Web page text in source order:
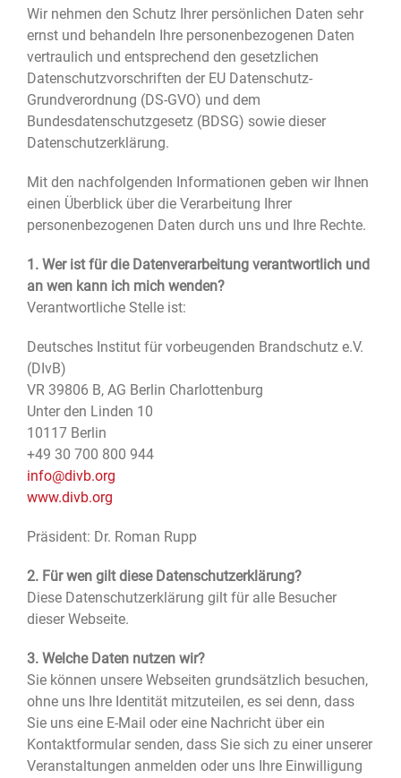
Wir nehmen den Schutz Ihrer persönlichen Daten sehr
ernst und behandeln Ihre personenbezogenen Daten
vertraulich und entsprechend den gesetzlichen
Datenschutzvorschriften der EU Datenschutz-
Grundverordnung (DS-GVO) und dem
Bundesdatenschutzgesetz (BDSG) sowie dieser
Datenschutzerklärung.
Mit den nachfolgenden Informationen geben wir Ihnen
einen Überblick über die Verarbeitung Ihrer
personenbezogenen Daten durch uns und Ihre Rechte.
1. Wer ist für die Datenverarbeitung verantwortlich und
an wen kann ich mich wenden?
Verantwortliche Stelle ist:
Deutsches Institut für vorbeugenden Brandschutz e.V.
(DIvB)
VR 39806 B, AG Berlin Charlottenburg
Unter den Linden 10
10117 Berlin
+49 30 700 800 944
info@divb.org
www.divb.org
Präsident: Dr. Roman Rupp
2. Für wen gilt diese Datenschutzerklärung?
Diese Datenschutzerklärung gilt für alle Besucher
dieser Webseite.
3. Welche Daten nutzen wir?
Sie können unsere Webseiten grundsätzlich besuchen,
ohne uns Ihre Identität mitzuteilen, es sei denn, dass
Sie uns eine E-Mail oder eine Nachricht über ein
Kontaktformular senden, dass Sie sich zu einer unserer
Veranstaltungen anmelden oder uns Ihre Einwilligung